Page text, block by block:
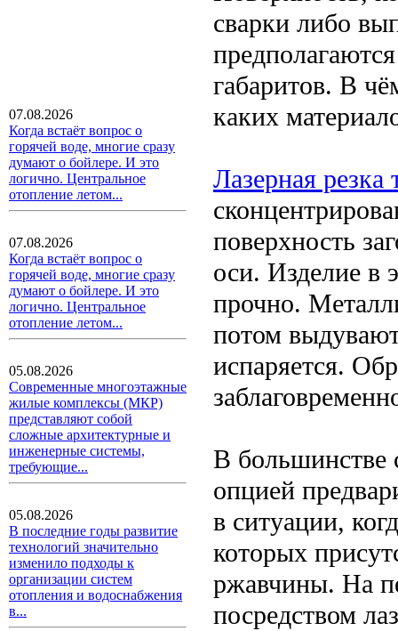
07.08.2026
Когда встаёт вопрос о
горячей воде, многие сразу
думают о бойлере. И это
логично. Центральное
отопление летом...
07.08.2026
Когда встаёт вопрос о
горячей воде, многие сразу
думают о бойлере. И это
логично. Центральное
отопление летом...
05.08.2026
Современные многоэтажные
жилые комплексы (МКР)
представляют собой
сложные архитектурные и
инженерные системы,
требующие...
05.08.2026
В последние годы развитие
технологий значительно
изменило подходы к
организации систем
отопления и водоснабжения
в...
сварки либо
габаритов. В
каких
Лазерная резка
поверхность
оси. Изделие в
прочно.
потом
испаряется.
В большинстве
опцией
в ситуации,
которых
ржавчины. На
посредством